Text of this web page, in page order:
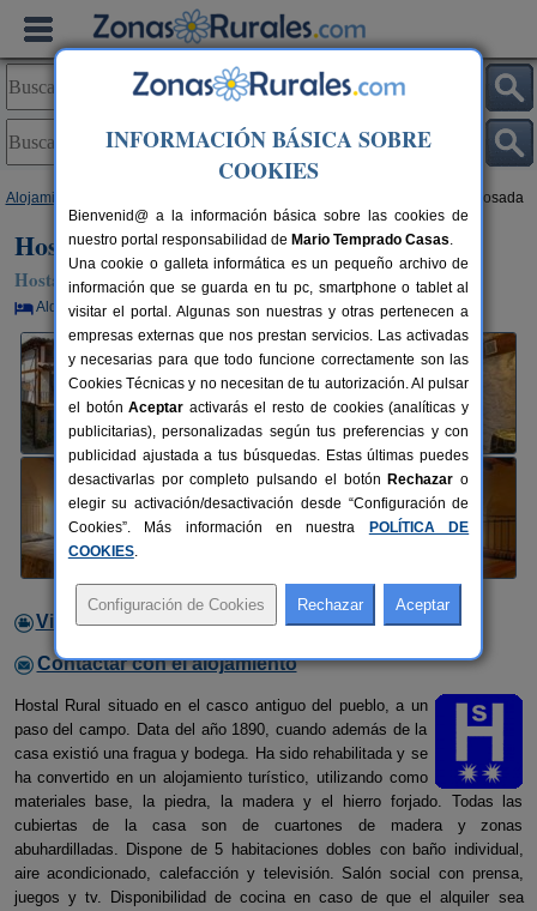
Alojamientos > Hostal Rural Lunaposada
Hostal Rural Lunaposada
Hostal Rural en Candeleda (Ávila)
Alquiler por habitaciones 2-10 plazas 100 km de Ávila
Video
Contactar con el alojamiento
Hostal Rural situado en el casco antiguo del pueblo, a un
paso del campo. Data del año 1890, cuando además de la
casa existió una fragua y bodega. Ha sido rehabilitada y se
ha convertido en un alojamiento turístico, utilizando como
materiales base, la piedra, la madera y el hierro forjado. Todas las
cubiertas de la casa son de cuartones de madera y zonas
abuhardilladas. Dispone de 5 habitaciones dobles con baño individual,
aire acondicionado, calefacción y televisión. Salón social con prensa,
juegos y tv. Disponibilidad de cocina en caso de que el alquiler sea
INFORMACIÓN BÁSICA SOBRE
COOKIES
Bienvenid@ a la información básica sobre las cookies de
nuestro portal responsabilidad de Mario Temprado Casas.
Una cookie o galleta informática es un pequeño archivo de
información que se guarda en tu pc, smartphone o tablet al
visitar el portal. Algunas son nuestras y otras pertenecen a
empresas externas que nos prestan servicios. Las activadas
y necesarias para que todo funcione correctamente son las
Cookies Técnicas y no necesitan de tu autorización. Al pulsar
el botónAceptar activarás el resto de cookies (analíticas y
publicitarias), personalizadas según tus preferencias y con
publicidad ajustada a tus búsquedas. Estas últimas puedes
desactivarlas por completo pulsando el botón Rechazar o
elegir su activación/desactivación desde “Configuración de
Cookies”. Más información en nuestra
POLÍTICA DE
COOKIES.